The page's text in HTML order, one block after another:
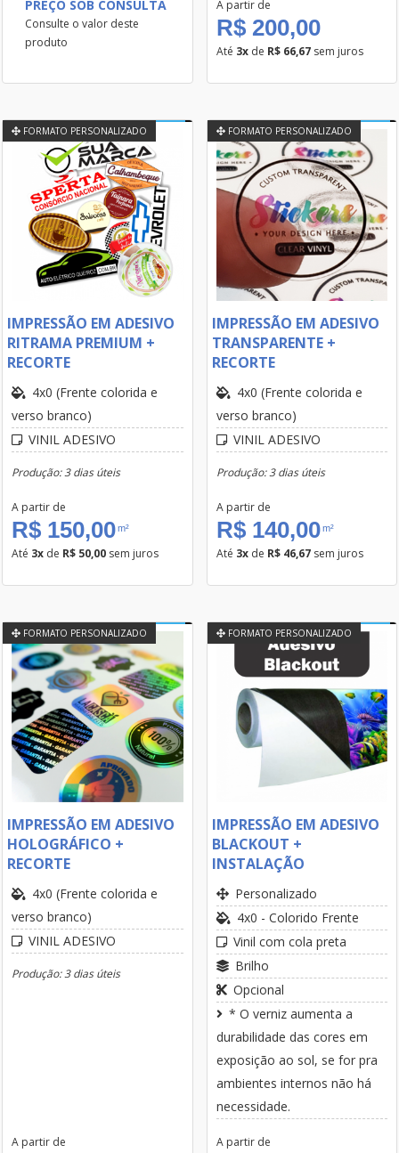
PREÇO SOB CONSULTA
Consulte o valor deste
produto
A partir de
R$ 200,00
Até 3xde R$ 66,67sem juros
FORMATO PERSONALIZADO
IMPRESSÃO EM ADESIVO
RITRAMA PREMIUM +
RECORTE
4x0 (Frente colorida e
verso branco)
VINIL ADESIVO
Produção: 3 dias úteis
A partir de
R$ 150,00m²
Até 3x de R$ 50,00 sem juros
FORMATO PERSONALIZADO
IMPRESSÃO EM ADESIVO
TRANSPARENTE +
RECORTE
4x0 (Frente colorida e
verso branco)
VINIL ADESIVO
Produção: 3 dias úteis
A partir de
R$ 140,00 m²
Até 3xde R$ 46,67sem juros
FORMATO PERSONALIZADO
IMPRESSÃO EM ADESIVO
HOLOGRÁFICO +
RECORTE
4x0 (Frente colorida e
verso branco)
VINIL ADESIVO
Produção: 3 dias úteis
A partir de
FORMATO PERSONALIZADO
IMPRESSÃO EM ADESIVO
BLACKOUT +
INSTALAÇÃO
Personalizado
4x0 - Colorido Frente
Vinil com cola preta
Brilho
Opcional
* O verniz aumenta a
durabilidade das cores em
exposição ao sol, se for pra
ambientes internos não há
necessidade.
A partir de